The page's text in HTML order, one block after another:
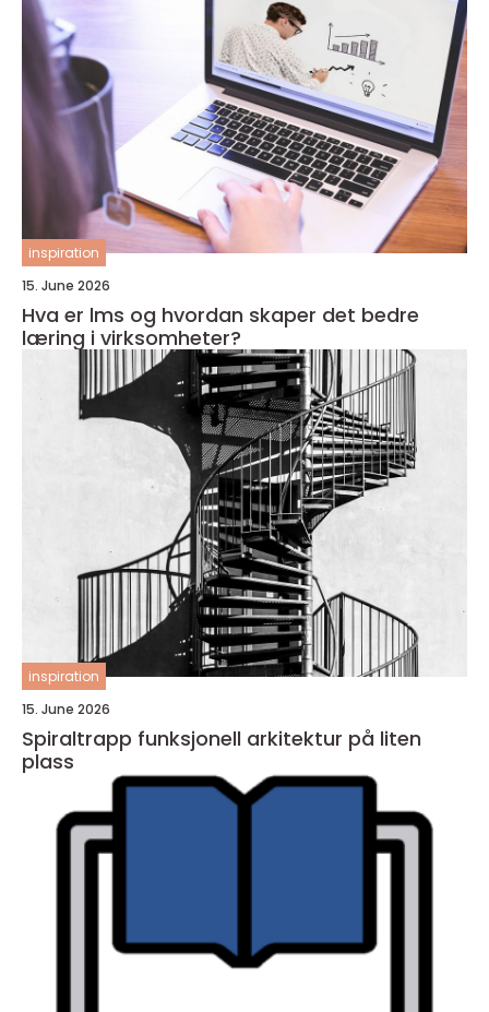
inspiration
15. June 2026
Hva er lms og hvordan skaper det bedre
læring i virksomheter?
inspiration
15. June 2026
Spiraltrapp funksjonell arkitektur på liten
plass